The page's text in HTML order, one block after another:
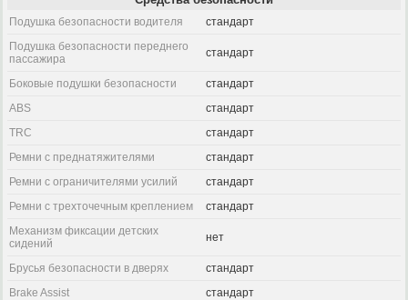
Подушка безопасности водителя
стандарт
Подушка безопасности переднего
пассажира
стандарт
Боковые подушки безопасности
стандарт
ABS
стандарт
TRC
стандарт
Ремни с преднатяжителями
стандарт
Ремни с ограничителями усилий
стандарт
Ремни с трехточечным креплением
стандарт
Механизм фиксации детских
сидений
нет
Брусья безопасности в дверях
стандарт
Brake Assist
стандарт